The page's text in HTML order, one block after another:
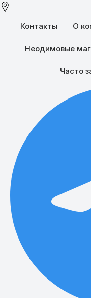
Контакты О
Неодимовые
Часто